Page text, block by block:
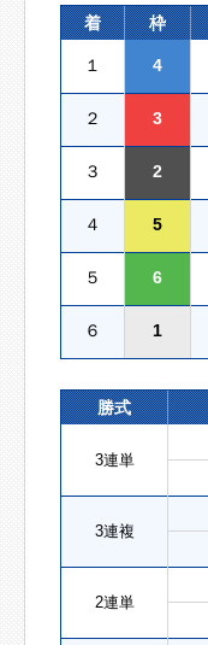
着 枠
１ 4
２ 3
３ 2
４ 5
５ 6
６ 1
勝式
3連単
3連複
2連単